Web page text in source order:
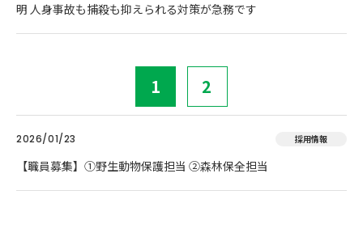
明 人身事故も捕殺も抑えられる対策が急務です
1 2
2026/01/23 採用情報
【職員募集】①野生動物保護担当 ②森林保全担当